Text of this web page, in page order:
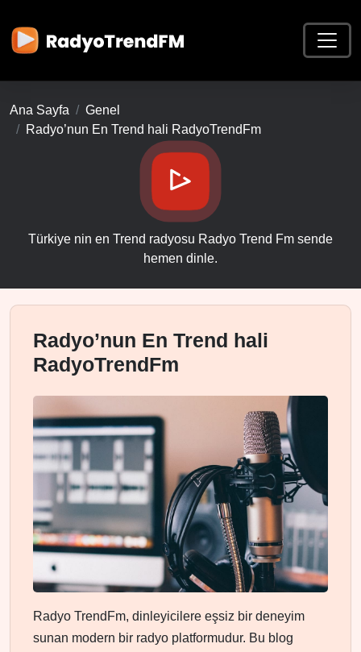
Ana Sayfa
Genel
Radyo’nun En Trend hali RadyoTrendFm
Türkiye nin en Trend radyosu Radyo Trend Fm sende
hemen dinle.
Radyo’nun En Trend hali
RadyoTrendFm
Radyo TrendFm, dinleyicilere eşsiz bir deneyim
sunan modern bir radyo platformudur. Bu blog